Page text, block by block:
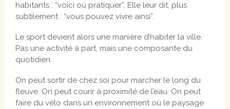
habitants : “voici où pratiquer”. Elle leur dit, plus
subtilement : “vous pouvez vivre ainsi”.
Le sport devient alors une manière d’habiter la ville.
Pas une activité à part, mais une composante du
quotidien.
On peut sortir de chez soi pour marcher le long du
fleuve. On peut courir à proximité de l’eau. On peut
faire du vélo dans un environnement où le paysage